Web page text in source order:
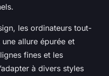
les ordinateurs tout-
allure épurée et
fines et les
à divers styles